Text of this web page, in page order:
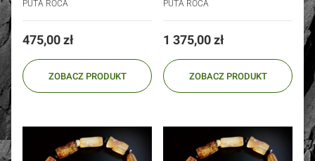
malachitów srebro 925 złoto
PUTA ROCA
Cena
475,00 zł
ZOBACZ PRODUKT
onyksów malachitów
PUTA ROCA
Cena
1 375,00 zł
ZOBACZ PRODUKT